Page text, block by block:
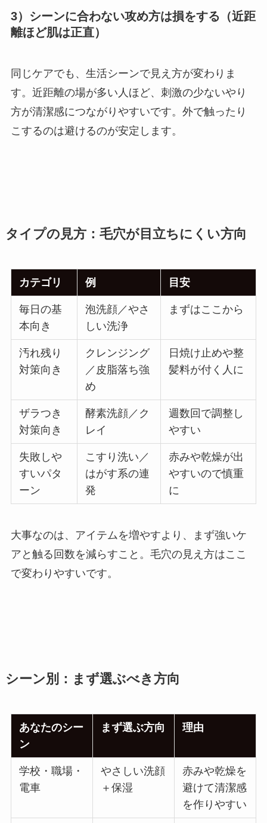
3）シーンに合わない攻め方は損をする（近距
離ほど肌は正直）
同じケアでも、生活シーンで見え方が変わりま
す。近距離の場が多い人ほど、刺激の少ないやり
方が清潔感につながりやすいです。外で触ったり
こするのは避けるのが安定します。
タイプの見方：毛穴が目立ちにくい方向
カテゴリ 例 目安
毎日の基
本向き
泡洗顔／やさ
しい洗浄
まずはここから
汚れ残り
対策向き
クレンジング
／皮脂落ち強
め
日焼け止めや整
髪料が付く人に
ザラつき
対策向き
酵素洗顔／ク
レイ
週数回で調整し
やすい
失敗しや
すいパタ
ーン
こすり洗い／
はがす系の連
発
赤みや乾燥が出
やすいので慎重
に
大事なのは、アイテムを増やすより、まず強いケ
アと触る回数を減らすこと。毛穴の見え方はここ
で変わりやすいです。
シーン別：まず選ぶべき方向
あなたのシー
ン
まず選ぶ方向 理由
学校・職場・
電車
やさしい洗顔
＋保湿
赤みや乾燥を
避けて清潔感
を作りやすい